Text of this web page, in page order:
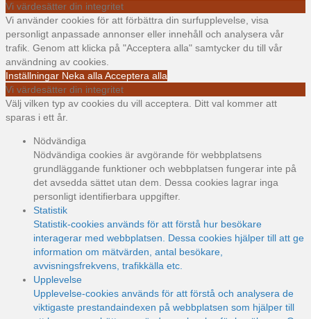
Vi värdesätter din integritet
Vi använder cookies för att förbättra din surfupplevelse, visa
personligt anpassade annonser eller innehåll och analysera vår
trafik. Genom att klicka på "Acceptera alla" samtycker du till vår
användning av cookies.
Inställningar Neka alla Acceptera alla
Vi värdesätter din integritet
Välj vilken typ av cookies du vill acceptera. Ditt val kommer att
sparas i ett år.
Nödvändiga
Nödvändiga cookies är avgörande för webbplatsens
grundläggande funktioner och webbplatsen fungerar inte på
det avsedda sättet utan dem. Dessa cookies lagrar inga
personligt identifierbara uppgifter.
Statistik
Statistik-cookies används för att förstå hur besökare
interagerar med webbplatsen. Dessa cookies hjälper till att ge
information om mätvärden, antal besökare,
avvisningsfrekvens, trafikkälla etc.
Upplevelse
Upplevelse-cookies används för att förstå och analysera de
viktigaste prestandaindexen på webbplatsen som hjälper till